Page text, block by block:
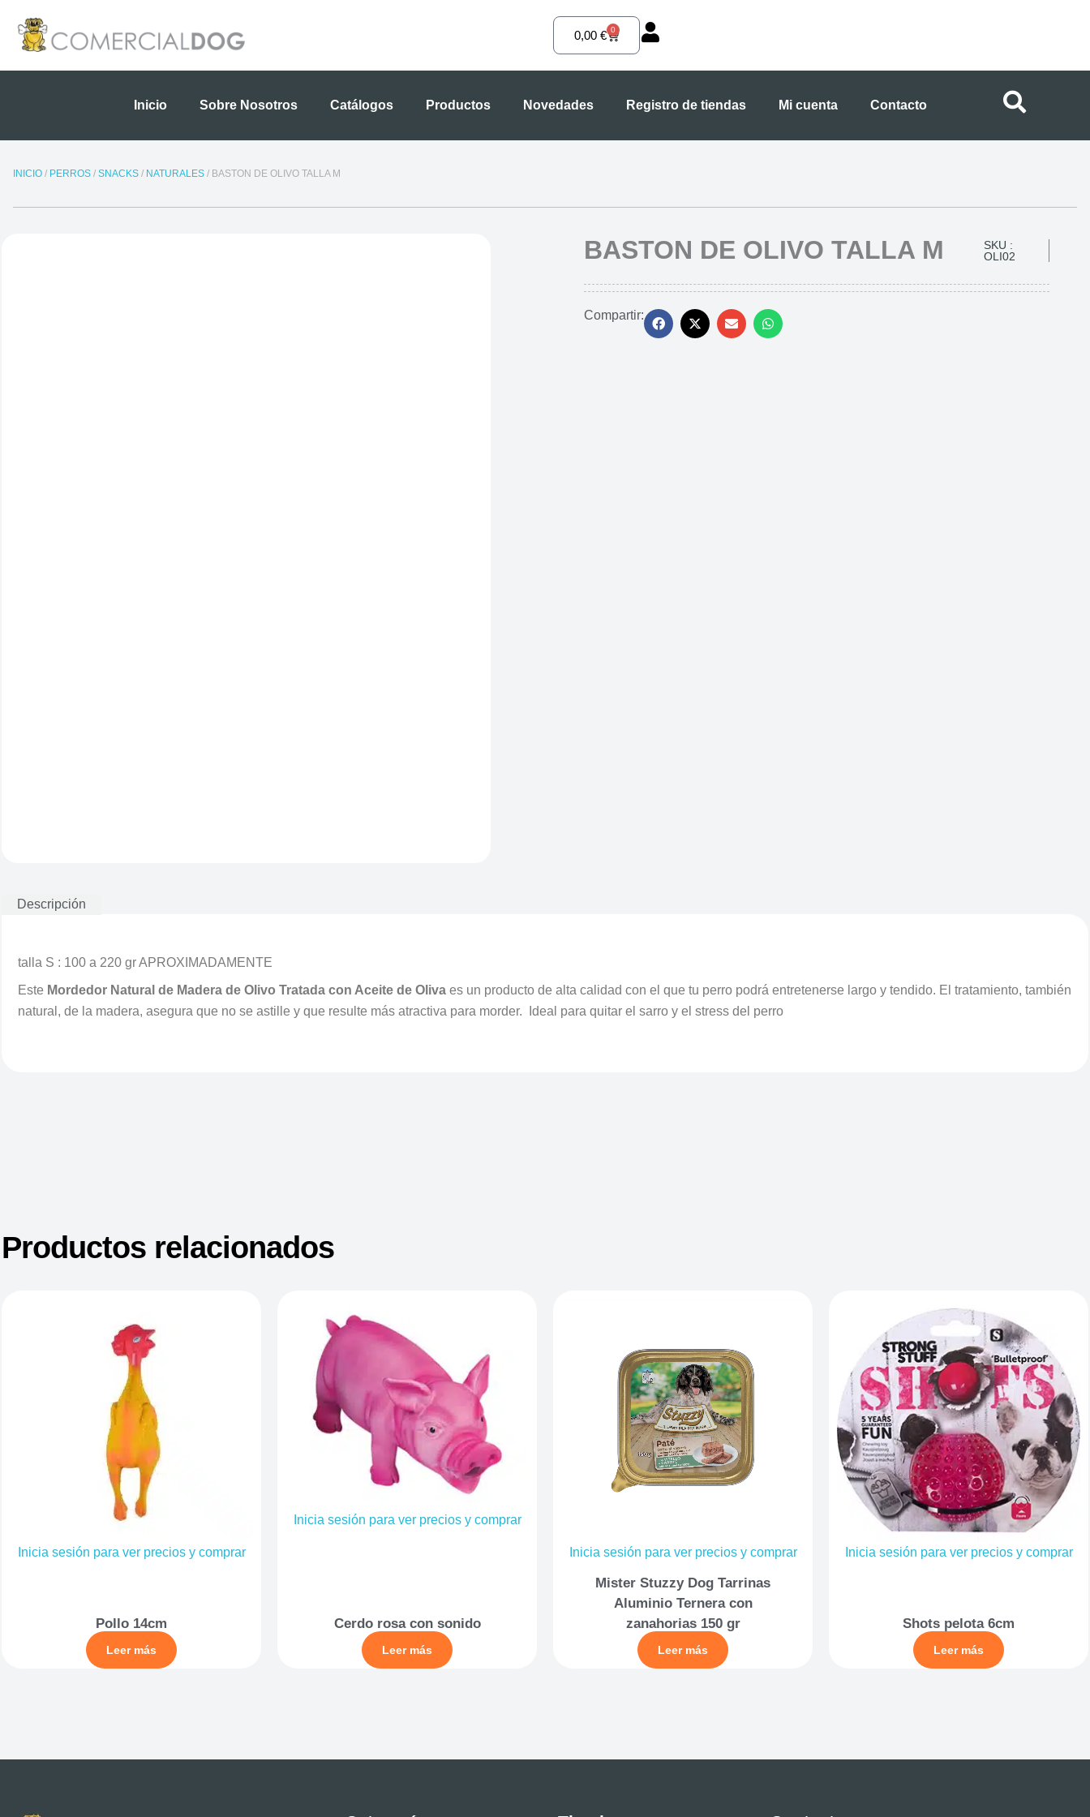
contenido
0,00 € 0
Carrito
Inicio Sobre Nosotros Catálogos Productos Novedades Registro de tiendas Mi cuenta Contacto
INICIO / PERROS / SNACKS / NATURALES / BASTON DE OLIVO TALLA M
BASTON DE OLIVO TALLA M
SKU :
OLI02
Compartir:
Descripción
talla S : 100 a 220 gr APROXIMADAMENTE
Este Mordedor Natural de Madera de Olivo Tratada con Aceite de Oliva es un producto de alta calidad con el que tu perro podrá entretenerse largo y tendido. El tratamiento, también
natural, de la madera, asegura que no se astille y que resulte más atractiva para morder. Ideal para quitar el sarro y el stress del perro
Productos relacionados
Inicia sesión para ver precios y comprar
Pollo 14cm
Leer más
Inicia sesión para ver precios y comprar
Cerdo rosa con sonido
Leer más
Inicia sesión para ver precios y comprar
Mister Stuzzy Dog Tarrinas
Aluminio Ternera con
zanahorias 150 gr
Leer más
Inicia sesión para ver precios y comprar
Shots pelota 6cm
Leer más